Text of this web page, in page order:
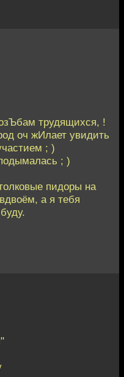
трудящихся, !
оч жИлает увидить
; )
; )
пидоры на
а я тебя